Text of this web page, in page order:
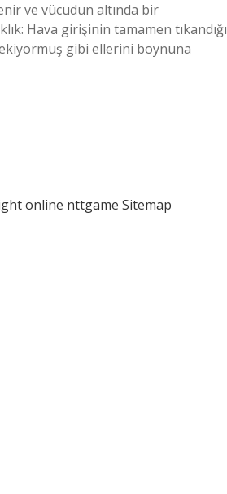
ve vücudun altında bir
Hava girişinin tamamen tıkandığı
gibi ellerini boynuna
online nttgame Sitemap